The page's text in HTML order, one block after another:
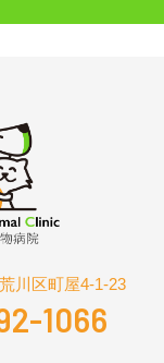
川区町屋4-1-23
1066